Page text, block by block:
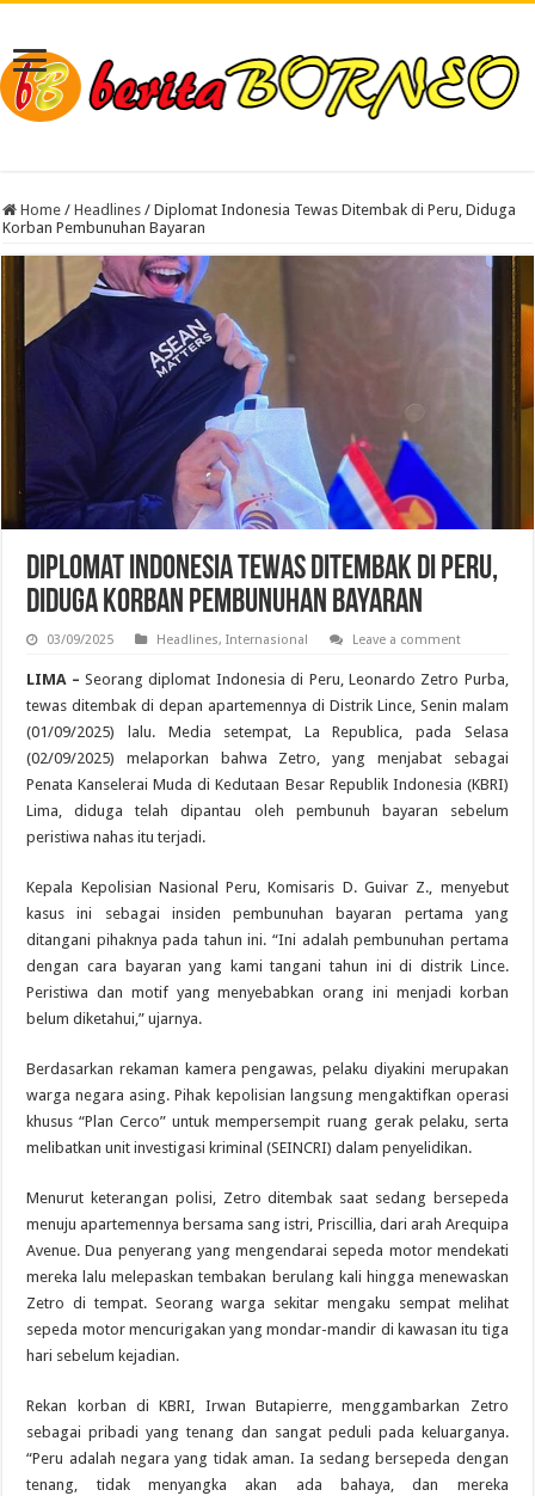
Home / Headlines / Diplomat Indonesia Tewas Ditembak di Peru, Diduga
Korban Pembunuhan Bayaran
Diplomat Indonesia Tewas Ditembak di Peru,
Diduga Korban Pembunuhan Bayaran
03/09/2025 Headlines,Internasional Leave a comment
LIMA – Seorang diplomat Indonesia di Peru, Leonardo Zetro Purba,
tewas ditembak di depan apartemennya di Distrik Lince, Senin malam
(01/09/2025) lalu. Media setempat, La Republica, pada Selasa
(02/09/2025) melaporkan bahwa Zetro, yang menjabat sebagai
Penata Kanselerai Muda di Kedutaan Besar Republik Indonesia (KBRI)
Lima, diduga telah dipantau oleh pembunuh bayaran sebelum
peristiwa nahas itu terjadi.
Kepala Kepolisian Nasional Peru, Komisaris D. Guivar Z., menyebut
kasus ini sebagai insiden pembunuhan bayaran pertama yang
ditangani pihaknya pada tahun ini. “Ini adalah pembunuhan pertama
dengan cara bayaran yang kami tangani tahun ini di distrik Lince.
Peristiwa dan motif yang menyebabkan orang ini menjadi korban
belum diketahui,” ujarnya.
Berdasarkan rekaman kamera pengawas, pelaku diyakini merupakan
warga negara asing. Pihak kepolisian langsung mengaktifkan operasi
khusus “Plan Cerco” untuk mempersempit ruang gerak pelaku, serta
melibatkan unit investigasi kriminal (SEINCRI) dalam penyelidikan.
Menurut keterangan polisi, Zetro ditembak saat sedang bersepeda
menuju apartemennya bersama sang istri, Priscillia, dari arah Arequipa
Avenue. Dua penyerang yang mengendarai sepeda motor mendekati
mereka lalu melepaskan tembakan berulang kali hingga menewaskan
Zetro di tempat. Seorang warga sekitar mengaku sempat melihat
sepeda motor mencurigakan yang mondar-mandir di kawasan itu tiga
hari sebelum kejadian.
Rekan korban di KBRI, Irwan Butapierre, menggambarkan Zetro
sebagai pribadi yang tenang dan sangat peduli pada keluarganya.
“Peru adalah negara yang tidak aman. Ia sedang bersepeda dengan
tenang, tidak menyangka akan ada bahaya, dan mereka